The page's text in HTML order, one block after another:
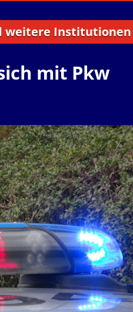
Institutionen aus
mit Pkw